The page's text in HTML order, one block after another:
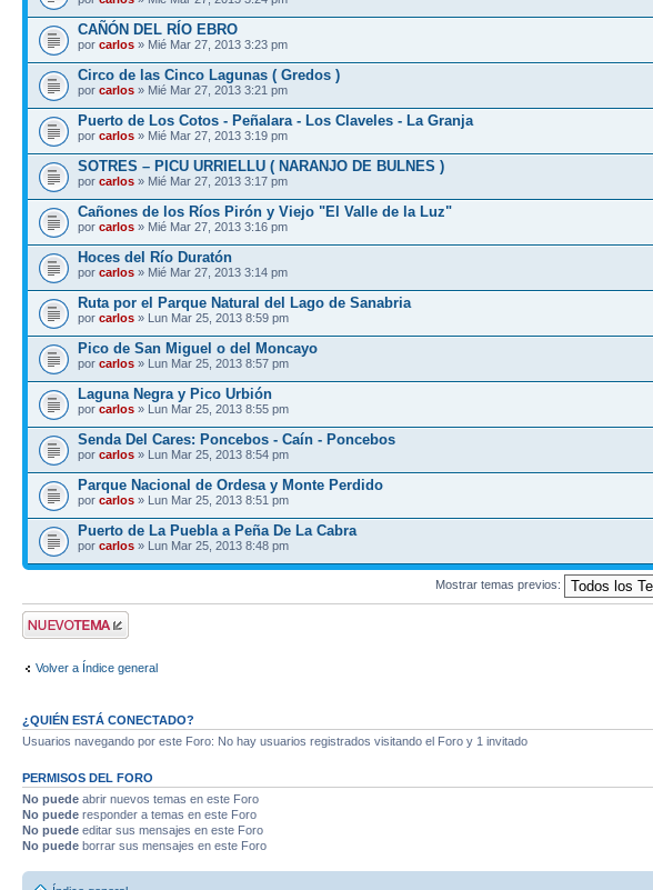
CAÑÓN DEL RÍO EBRO
por carlos » Mié Mar 27, 2013 3:23 pm
Circo de las Cinco Lagunas ( Gredos )
por carlos » Mié Mar 27, 2013 3:21 pm
Puerto de Los Cotos - Peñalara - Los Claveles - La Granja
por carlos » Mié Mar 27, 2013 3:19 pm
SOTRES – PICU URRIELLU ( NARANJO DE BULNES )
por carlos » Mié Mar 27, 2013 3:17 pm
Cañones de los Ríos Pirón y Viejo "El Valle de la Luz"
por carlos » Mié Mar 27, 2013 3:16 pm
Hoces del Río Duratón
por carlos » Mié Mar 27, 2013 3:14 pm
Ruta por el Parque Natural del Lago de Sanabria
por carlos » Lun Mar 25, 2013 8:59 pm
Pico de San Miguel o del Moncayo
por carlos » Lun Mar 25, 2013 8:57 pm
Laguna Negra y Pico Urbión
por carlos » Lun Mar 25, 2013 8:55 pm
Senda Del Cares: Poncebos - Caín - Poncebos
por carlos » Lun Mar 25, 2013 8:54 pm
Parque Nacional de Ordesa y Monte Perdido
por carlos » Lun Mar 25, 2013 8:51 pm
Puerto de La Puebla a Peña De La Cabra
por carlos » Lun Mar 25, 2013 8:48 pm
Mostrar temas previos:
Publicar un nuevo
tema
Volver a Índice general
¿QUIÉN ESTÁ CONECTADO?
Usuarios navegando por este Foro: No hay usuarios registrados visitando el Foro y 1 invitado
PERMISOS DEL FORO
No puede abrir nuevos temas en este Foro
No puede responder a temas en este Foro
No puede editar sus mensajes en este Foro
No puede borrar sus mensajes en este Foro